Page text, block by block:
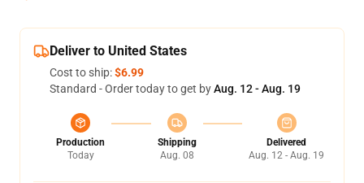
Deliver to United States
Cost to ship:$6.99
Standard - Order today to get byAug. 12 - Aug. 19
Production
Today
Shipping
Aug. 08
Delivered
Aug. 12 - Aug. 19